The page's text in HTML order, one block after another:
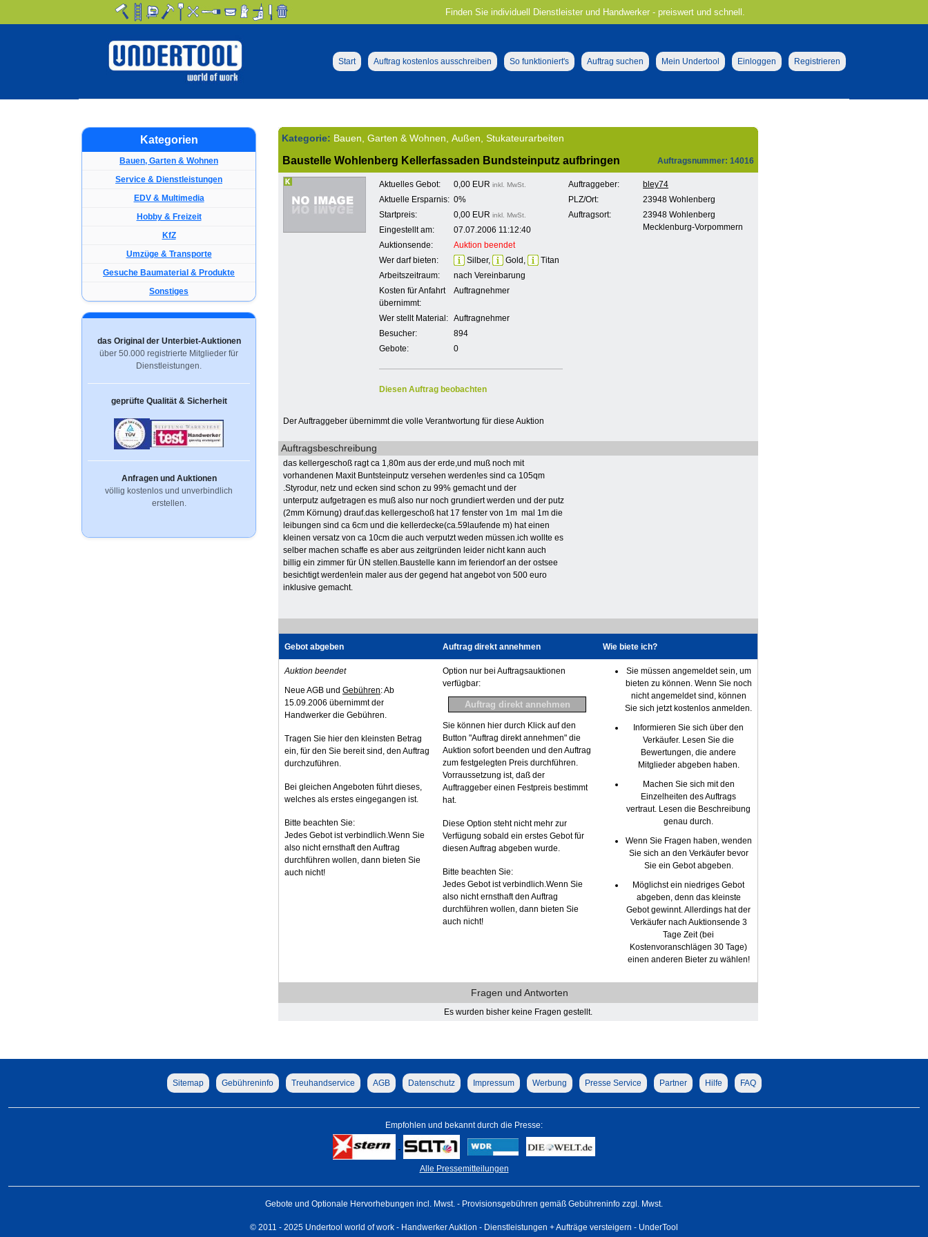
Finden Sie individuell Dienstleister und Handwerker - preiswert und schnell.
Start Auftrag kostenlos ausschreiben So funktioniert's Auftrag suchen Mein Undertool Einloggen Registrieren
Kategorien
Bauen, Garten & Wohnen
Service & Dienstleistungen
EDV & Multimedia
Hobby & Freizeit
KfZ
Umzüge & Transporte
Gesuche Baumaterial & Produkte
Sonstiges
das Original der Unterbiet-Auktionen
über 50.000 registrierte Mitglieder für
Dienstleistungen.
geprüfte Qualität & Sicherheit
Anfragen und Auktionen
völlig kostenlos und unverbindlich
erstellen.
Kategorie: Bauen, Garten & Wohnen, Außen, Stukateurarbeiten
Baustelle Wohlenberg Kellerfassaden Bundsteinputz aufbringen Auftragsnummer: 14016
Aktuelles Gebot: 0,00 EUR inkl. MwSt.
Aktuelle Ersparnis: 0%
Startpreis:
0,00 EUR inkl. MwSt.
Eingestellt am:
07.07.2006 11:12:40
Auktionsende:
Auktion beendet
Wer darf bieten:
Silber, Gold,
Titan
Arbeitszeitraum:
nach Vereinbarung
Kosten für Anfahrt
übernimmt:
Auftragnehmer
Wer stellt Material: Auftragnehmer
Besucher:
894
Gebote:
0
Diesen Auftrag beobachten
Auftraggeber:
bley74
PLZ/Ort:
23948 Wohlenberg
Auftragsort:
23948 Wohlenberg
Mecklenburg-Vorpommern
Der Auftraggeber übernimmt die volle Verantwortung für diese Auktion
Auftragsbeschreibung
das kellergeschoß ragt ca 1,80m aus der erde,und muß noch mit
vorhandenen Maxit Buntsteinputz versehen werden!es sind ca 105qm
.Styrodur, netz und ecken sind schon zu 99% gemacht und der
unterputz aufgetragen es muß also nur noch grundiert werden und der putz
(2mm Körnung) drauf.das kellergeschoß hat 17 fenster von 1m mal 1m die
leibungen sind ca 6cm und die kellerdecke(ca.59laufende m) hat einen
kleinen versatz von ca 10cm die auch verputzt weden müssen.ich wollte es
selber machen schaffe es aber aus zeitgründen leider nicht kann auch
billig ein zimmer für ÜN stellen.Baustelle kann im feriendorf an der ostsee
besichtigt werden!ein maler aus der gegend hat angebot von 500 euro
inklusive gemacht.
Gebot abgeben Auftrag direkt annehmen Wie biete ich?
Auktion beendet
Neue AGB und Gebühren: Ab
15.09.2006 übernimmt der
Handwerker die Gebühren.
Tragen Sie hier den kleinsten Betrag
ein, für den Sie bereit sind, den Auftrag
durchzuführen.
Bei gleichen Angeboten führt dieses,
welches als erstes eingegangen ist.
Bitte beachten Sie:
Jedes Gebot ist verbindlich.Wenn Sie
also nicht ernsthaft den Auftrag
durchführen wollen, dann bieten Sie
auch nicht!
Option nur bei Auftragsauktionen
verfügbar:
Sie können hier durch Klick auf den
Button "Auftrag direkt annehmen" die
Auktion sofort beenden und den Auftrag
zum festgelegten Preis durchführen.
Vorraussetzung ist, daß der
Auftraggeber einen Festpreis bestimmt
hat.
Diese Option steht nicht mehr zur
Verfügung sobald ein erstes Gebot für
diesen Auftrag abgeben wurde.
Bitte beachten Sie:
Jedes Gebot ist verbindlich.Wenn Sie
also nicht ernsthaft den Auftrag
durchführen wollen, dann bieten Sie
auch nicht!
Sie müssen angemeldet sein, um
bieten zu können. Wenn Sie noch
nicht angemeldet sind, können
Sie sich jetzt kostenlos anmelden.
Informieren Sie sich über den
Verkäufer. Lesen Sie die
Bewertungen, die andere
Mitglieder abgeben haben.
Machen Sie sich mit den
Einzelheiten des Auftrags
vertraut. Lesen die Beschreibung
genau durch.
Wenn Sie Fragen haben, wenden
Sie sich an den Verkäufer bevor
Sie ein Gebot abgeben.
Möglichst ein niedriges Gebot
abgeben, denn das kleinste
Gebot gewinnt. Allerdings hat der
Verkäufer nach Auktionsende 3
Tage Zeit (bei
Kostenvoranschlägen 30 Tage)
einen anderen Bieter zu wählen!
Fragen und Antworten
Es wurden bisher keine Fragen gestellt.
Sitemap Gebühreninfo Treuhandservice AGB Datenschutz Impressum Werbung Presse Service Partner Hilfe FAQ
Empfohlen und bekannt durch die Presse:
Alle Pressemitteilungen
Gebote und Optionale Hervorhebungen incl. Mwst. - Provisionsgebühren gemäß Gebühreninfo zzgl. Mwst.
© 2011 - 2025 Undertool world of work - Handwerker Auktion - Dienstleistungen + Aufträge versteigern - UnderTool